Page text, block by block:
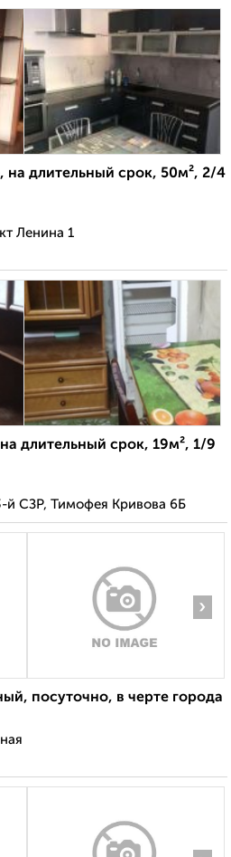
на длительный срок, 50м², 2/4
Ленина 1
длительный срок, 19м², 1/9
й СЗР, Тимофея Кривова 6Б
›
посуточно, в черте города